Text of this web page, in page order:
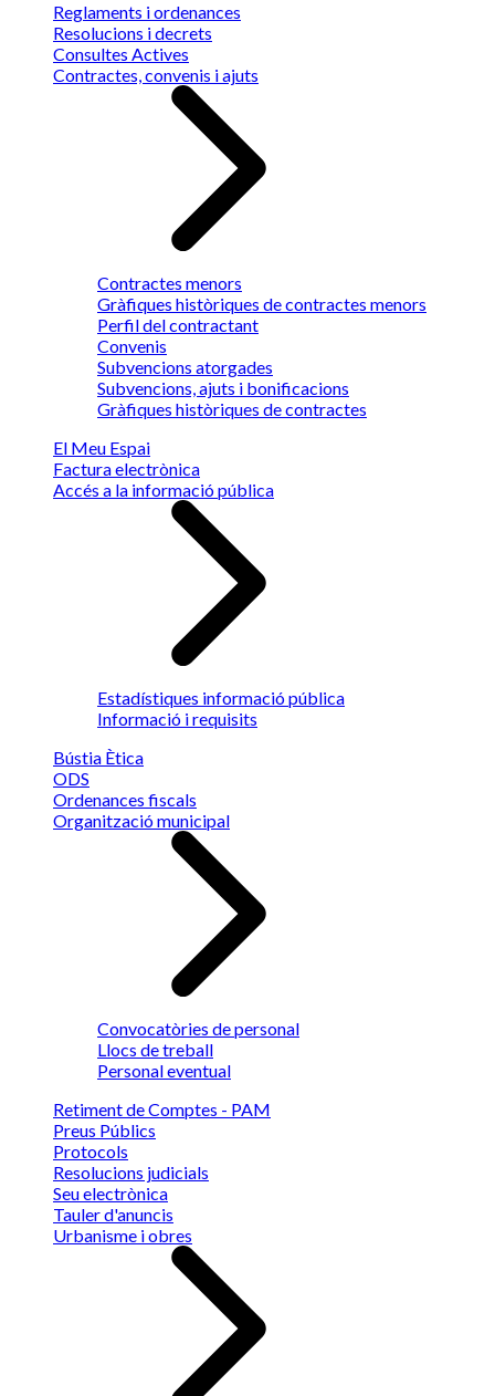
Reglaments i ordenances
Resolucions i decrets
Consultes Actives
Contractes, convenis i ajuts
Contractes menors
Gràfiques històriques de contractes menors
Perfil del contractant
Convenis
Subvencions atorgades
Subvencions, ajuts i bonificacions
Gràfiques històriques de contractes
El Meu Espai
Factura electrònica
Accés a la informació pública
Estadístiques informació pública
Informació i requisits
Bústia Ètica
ODS
Ordenances fiscals
Organització municipal
Convocatòries de personal
Llocs de treball
Personal eventual
Retiment de Comptes - PAM
Preus Públics
Protocols
Resolucions judicials
Seu electrònica
Tauler d'anuncis
Urbanisme i obres